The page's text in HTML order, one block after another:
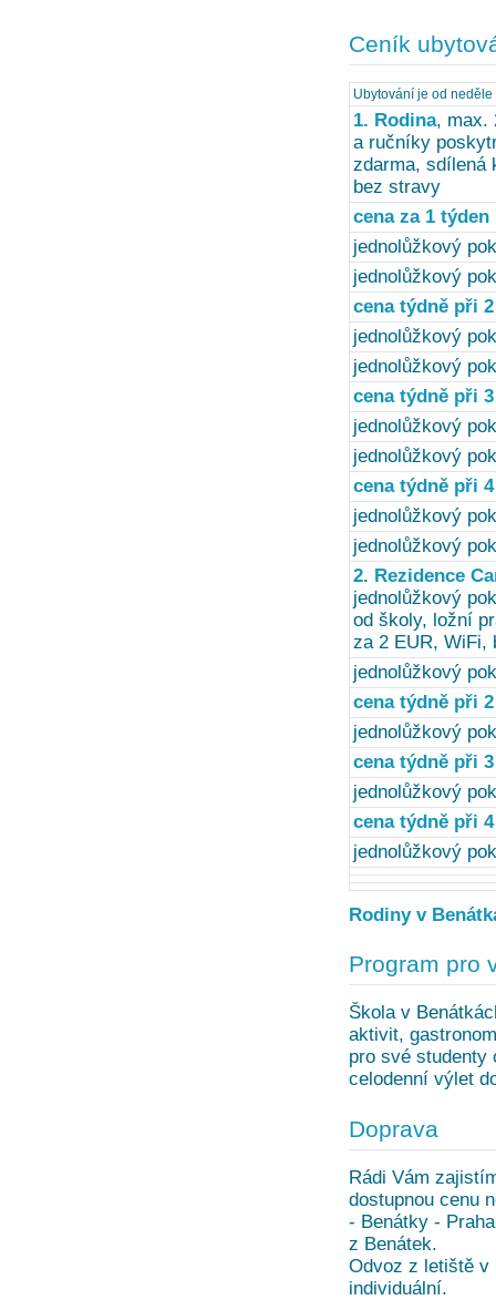
Ceník
Ubytování je od
1. Rodina, max.
a ručníky
zdarma, sdílená
bez stravy
cena za 1 týden
jednolůžkový
jednolůžkový
cena týdně při
jednolůžkový
jednolůžkový
cena týdně při
jednolůžkový
jednolůžkový
cena týdně při
jednolůžkový
jednolůžkový
2. Rezidence
jednolůžkový
od školy, ložní
za 2 EUR, WiFi,
jednolůžkový
cena týdně při
jednolůžkový
cena týdně při
jednolůžkový
cena týdně při
jednolůžkový
Rodiny v
Program pro
Škola v
aktivit,
pro své studenty
celodenní výlet
Doprava
Rádi Vám
dostupnou cenu
- Benátky -
z Benátek.
Odvoz z letiště v
individuální.